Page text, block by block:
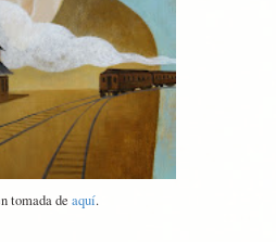
tomada de aquí.